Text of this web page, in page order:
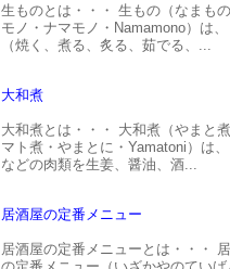
生ものとは・・・ 生もの（なまも
モノ・ナマモノ・Namamono）は
（焼く、煮る、炙る、茹でる、...
大和煮
大和煮とは・・・ 大和煮（やまと
マト煮・やまとに・Yamatoni）は
などの肉類を生姜、醤油、酒...
居酒屋の定番メニュー
居酒屋の定番メニューとは・・・
の定番メニュー（いざかやのていば